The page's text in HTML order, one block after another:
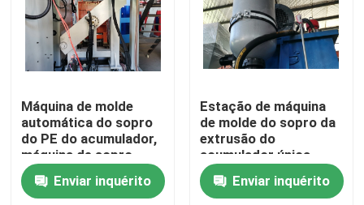
Máquina de molde do sopro do HDPE
Máquina de molde de alta velocidade do sopro
Molde de sopro contínuo da extrusão
Máquina de molde
automática do sopro
do PE do acumulador,
máquina de sopro
totalmente
automático servo
Enviar inquérito
Estação de máquina
de molde do sopro da
extrusão do
acumulador única
automática
Enviar inquérito